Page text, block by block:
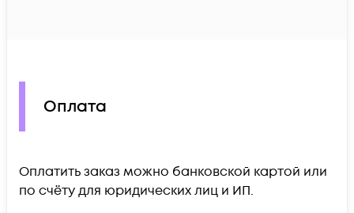
Оплата
Оплатить заказ можно банковской картой или
по счёту для юридических лиц и ИП.